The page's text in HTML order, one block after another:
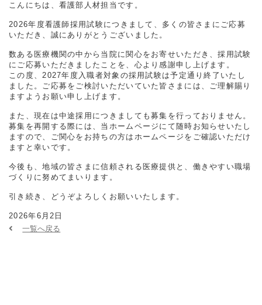
こんにちは、看護部人材担当です。
2026年度看護師採用試験につきまして、多くの皆さまにご応募
いただき、誠にありがとうございました。
数ある医療機関の中から当院に関心をお寄せいただき、採用試験
にご応募いただきましたことを、心より感謝申し上げます。
この度、2027年度入職者対象の採用試験は予定通り終了いたし
ました。ご応募をご検討いただいていた皆さまには、ご理解賜り
ますようお願い申し上げます。
また、現在は中途採用につきましても募集を行っておりません。
募集を再開する際には、当ホームページにて随時お知らせいたし
ますので、ご関心をお持ちの方はホームページをご確認いただけ
ますと幸いです。
今後も、地域の皆さまに信頼される医療提供と、働きやすい職場
づくりに努めてまいります。
引き続き、どうぞよろしくお願いいたします。
2026年6月2日
一覧へ戻る